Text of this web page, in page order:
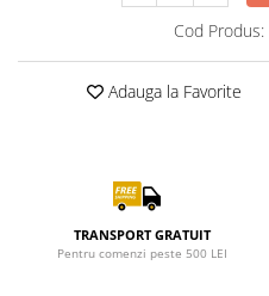
Cod Produs:
Adauga la Favorite
TRANSPORT GRATUIT
Pentru comenzi peste 500 LEI